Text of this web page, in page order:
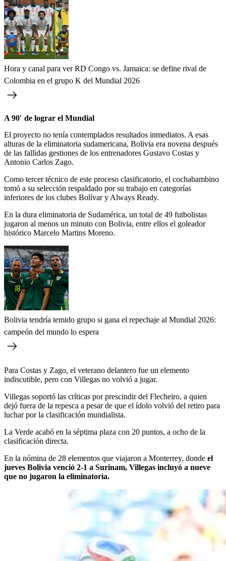
Hora y canal para ver RD Congo vs. Jamaica: se define rival de
Colombia en el grupo K del Mundial 2026
A 90′ de lograr el Mundial
El proyecto no tenía contemplados resultados inmediatos. A esas
alturas de la eliminatoria sudamericana, Bolivia era novena después
de las fallidas gestiones de los entrenadores Gustavo Costas y
Antonio Carlos Zago.
Como tercer técnico de este proceso clasificatorio, el cochabambino
tomó a su selección respaldado por su trabajo en categorías
inferiores de los clubes Bolívar y Always Ready.
En la dura eliminatoria de Sudamérica, un total de 49 futbolistas
jugaron al menos un minuto con Bolivia, entre ellos el goleador
histórico Marcelo Martins Moreno.
Bolivia tendría temido grupo si gana el repechaje al Mundial 2026:
campeón del mundo lo espera
Para Costas y Zago, el veterano delantero fue un elemento
indiscutible, pero con Villegas no volvió a jugar.
Villegas soportó las críticas por prescindir del Flecheiro, a quien
dejó fuera de la repesca a pesar de que el ídolo volvió del retiro para
luchar por la clasificación mundialista.
La Verde acabó en la séptima plaza con 20 puntos, a ocho de la
clasificación directa.
En la nómina de 28 elementos que viajaron a Monterrey, donde el
jueves Bolivia venció 2-1 a Surinam, Villegas incluyó a nueve
que no jugaron la eliminatoria.